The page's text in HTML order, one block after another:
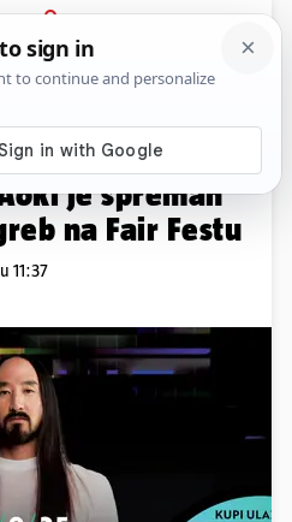
PRIJAVA
Show Komentari
na
je spreman
na Fair Festu
11:37